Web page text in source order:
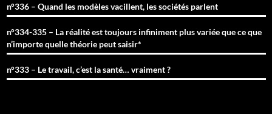
n°336 – Quand les modèles vacillent, les sociétés parlent
n°334-335 – La réalité est toujours infiniment plus variée que ce que
n’importe quelle théorie peut saisir*
n°333 – Le travail, c’est la santé… vraiment ?